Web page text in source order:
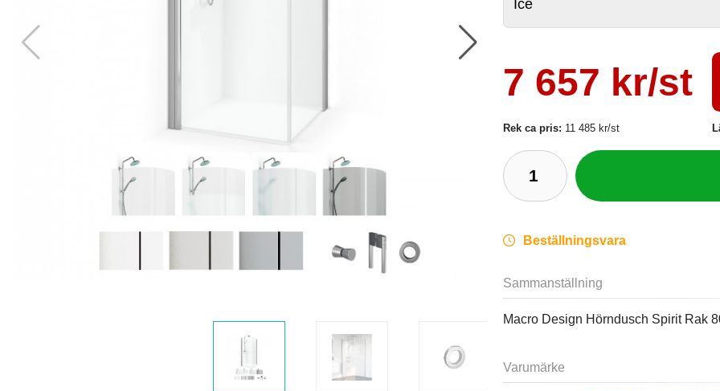
7 657 kr/st
Rek ca pris: 11 485 kr/st
Beställningsvara
Sammanställning
Macro Design Hörndusch Spirit Rak
Varumärke